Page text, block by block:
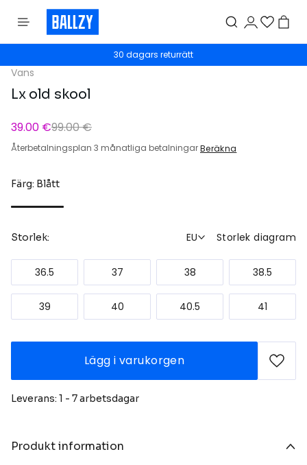
30 dagars returrätt
Vans
Lx old skool
39.00 €99.00 €
Återbetalningsplan 3 månatliga betalningarBeräkna
Färg: Blått
Storlek: EU Storlek diagram
36.5 37 38 38.5
39 40 40.5 41
Lägg i varukorgen
Leverans: 1 - 7 arbetsdagar
Produkt information